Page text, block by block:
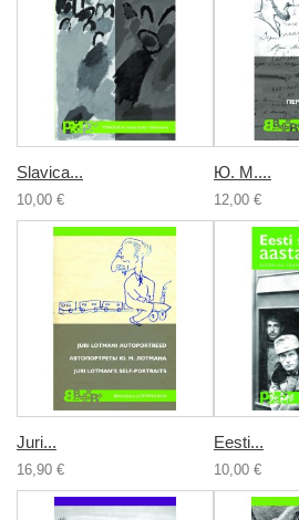
Slavica...
10,00 €
Ю. М....
12,00 €
Juri...
16,90 €
Eesti...
10,00 €